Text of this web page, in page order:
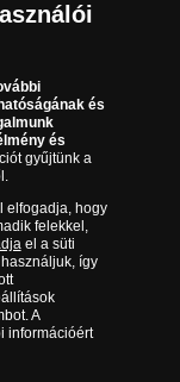
9.00 és 17.00
között)
és
és
gyűjtünk a
elfogadja, hogy
felekkel,
el a süti
így
A
információért